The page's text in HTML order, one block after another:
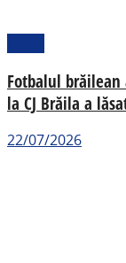
Fotbalul
la CJ Brăila a
22/07/2026